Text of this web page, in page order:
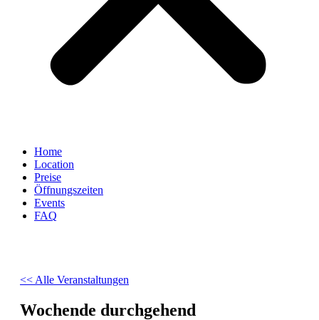
Home
Location
Preise
Öffnungszeiten
Events
FAQ
<< Alle Veranstaltungen
Wochende durchgehend